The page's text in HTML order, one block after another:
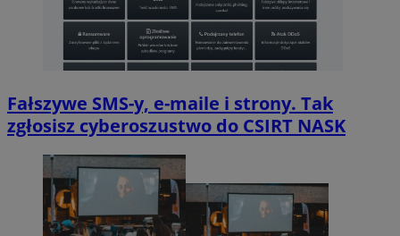
Fałszywe SMS-y, e-maile i strony. Tak
zgłosisz cyberoszustwo do CSIRT NASK